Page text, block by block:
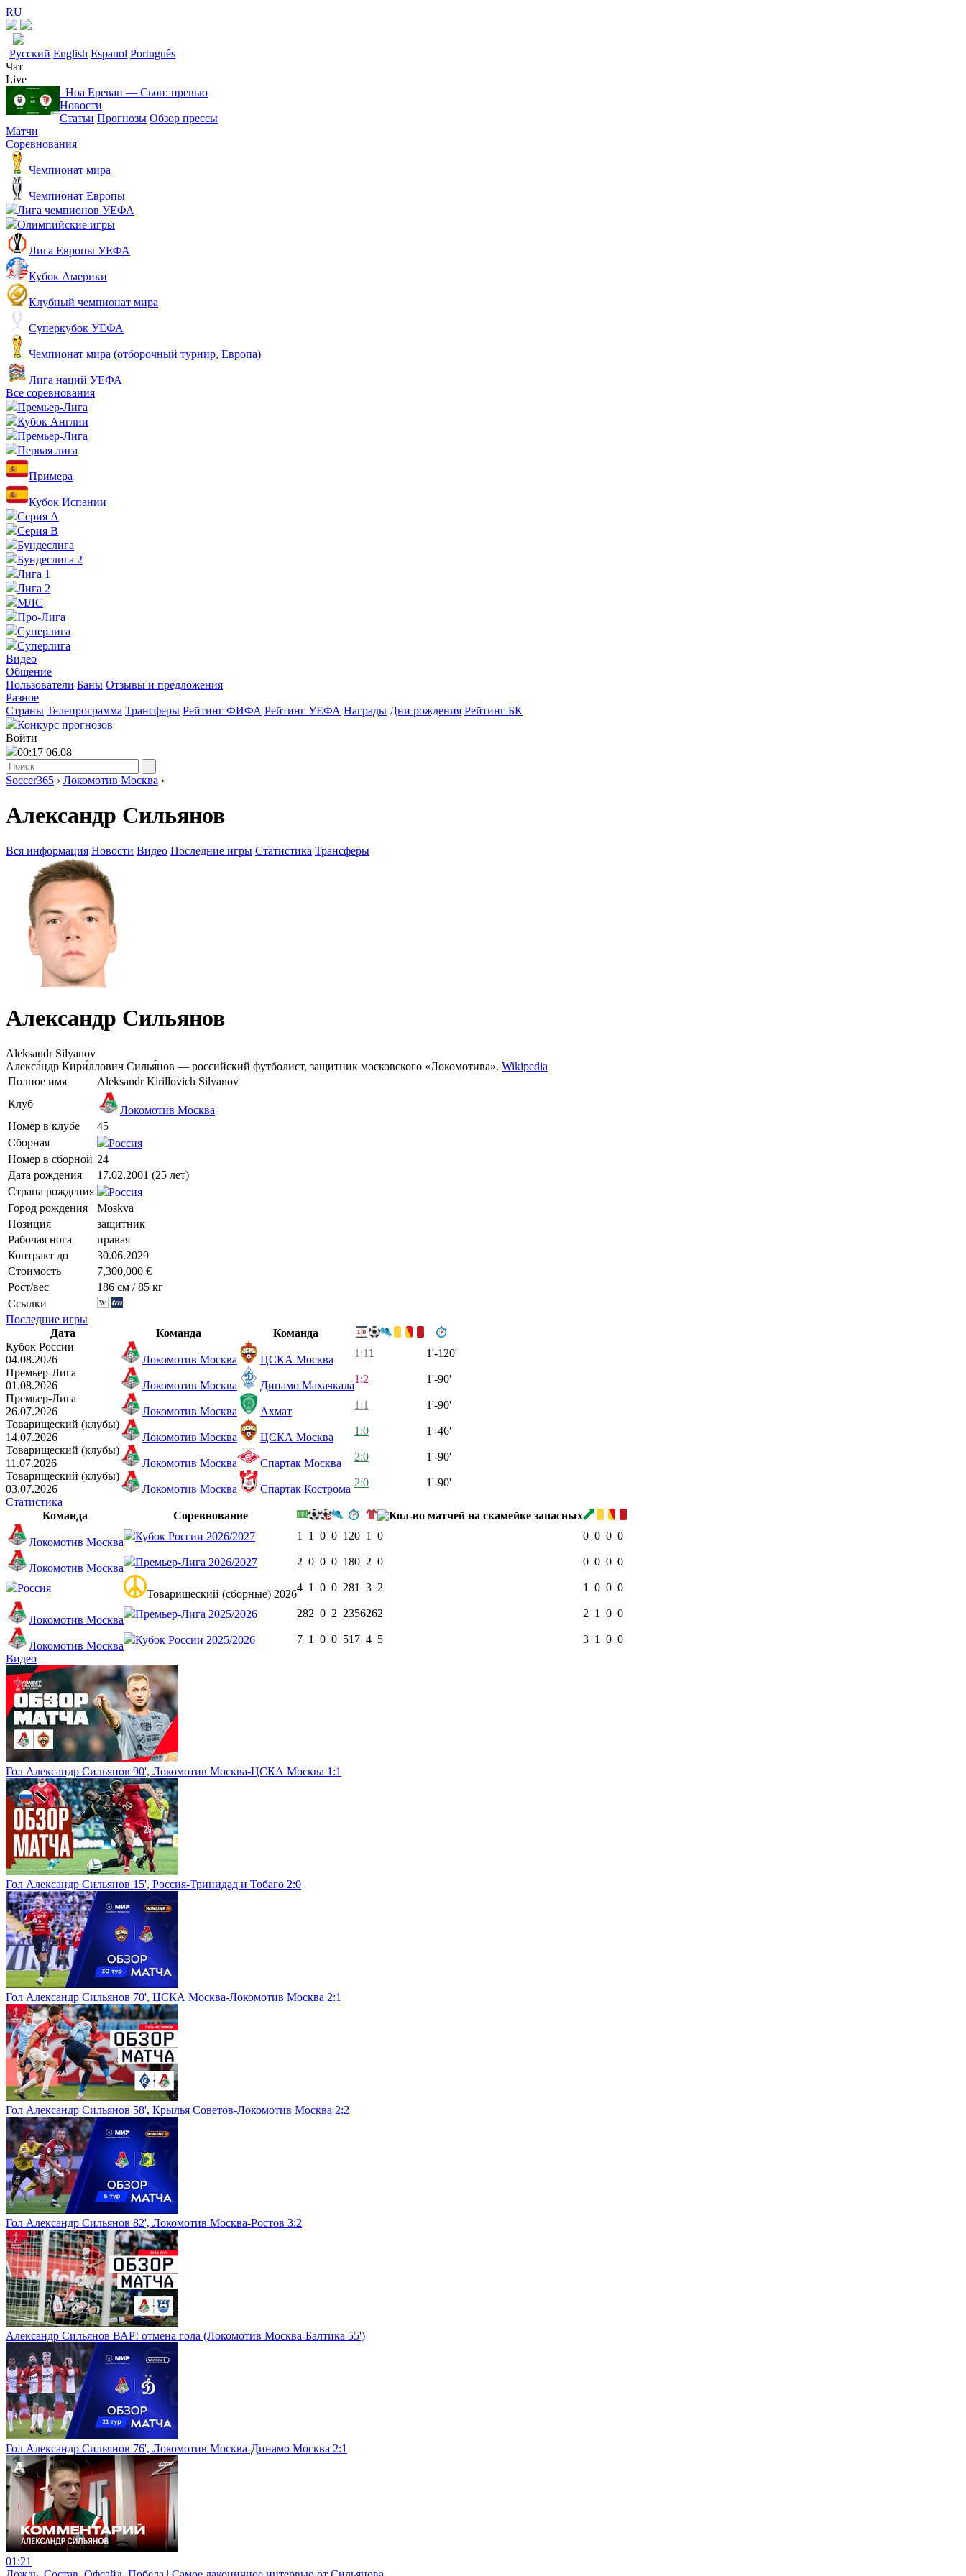
RU
Русский English Espanol Português
Чат
Live
Ноа Ереван ― Сьон: превью
Новости
Статьи Прогнозы Обзор прессы
Матчи
Соревнования
Чемпионат мира
Чемпионат Европы
Лига чемпионов УЕФА
Олимпийские игры
Лига Европы УЕФА
Кубок Америки
Клубный чемпионат мира
Суперкубок УЕФА
Чемпионат мира (отборочный турнир, Европа)
Лига наций УЕФА
Все соревнования
Премьер-Лига
Кубок Англии
Премьер-Лига
Первая лига
Примера
Кубок Испании
Серия А
Серия B
Бундеслига
Бундеслига 2
Лига 1
Лига 2
МЛС
Про-Лига
Суперлига
Суперлига
Видео
Общение
Пользователи Баны Отзывы и предложения
Разное
Страны Телепрограмма Трансферы Рейтинг ФИФА Рейтинг УЕФА Награды Дни рождения Рейтинг БК
Конкурс прогнозов
Войти
00:17 06.08
Soccer365 › Локомотив Москва ›
Александр Сильянов
Вся информация Новости Видео Последние игры Статистика Трансферы
Александр Сильянов
Aleksandr Silyanov
Алекса́ндр Кири́ллович Силья́нов — российский футболист, защитник московского «Локомотива». Wikipedia
Полное имя
Aleksandr Kirillovich Silyanov
Клуб
Локомотив Москва
Номер в клубе
45
Сборная
Россия
Номер в сборной 24
Дата рождения
17.02.2001 (25 лет)
Страна рождения
Россия
Город рождения
Moskva
Позиция
защитник
Рабочая нога
правая
Контракт до
30.06.2029
Стоимость
7,300,000 €
Рост/вес
186 см / 85 кг
Ссылки
Последние игры
Дата
Команда
Команда
Кубок России
04.08.2026
Локомотив Москва ЦСКА Москва
1:1 1
1'-120'
Премьер-Лига
01.08.2026
Локомотив Москва Динамо Махачкала
1:2
1'-90'
Премьер-Лига
26.07.2026
Локомотив Москва Ахмат
1:1
1'-90'
Товарищеский (клубы)
14.07.2026
Локомотив Москва ЦСКА Москва
1:0
1'-46'
Товарищеский (клубы)
11.07.2026
Локомотив Москва Спартак Москва
2:0
1'-90'
Товарищеский (клубы)
03.07.2026
Локомотив Москва Спартак Кострома
2:0
1'-90'
Статистика
Команда
Соревнование
Локомотив Москва Кубок России 2026/2027 1 1 0 0 120 1 0 0 0 0 0
Локомотив Москва Премьер-Лига 2026/2027 2 0 0 0 180 2 0 0 0 0 0
Россия Товарищеский (сборные) 2026
4 1 0 0 281 3 2 1 0 0 0
Локомотив Москва Премьер-Лига 2025/2026 282 0 2 2356262 2 1 0 0
Локомотив Москва Кубок России 2025/2026 7 1 0 0 517 4 5 3 1 0 0
Видео
Гол Александр Сильянов 90', Локомотив Москва-ЦСКА Москва 1:1
Гол Александр Сильянов 15', Россия-Тринидад и Тобаго 2:0
Гол Александр Сильянов 70', ЦСКА Москва-Локомотив Москва 2:1
Гол Александр Сильянов 58', Крылья Советов-Локомотив Москва 2:2
Гол Александр Сильянов 82', Локомотив Москва-Ростов 3:2
Александр Сильянов ВАР! отмена гола (Локомотив Москва-Балтика 55')
Гол Александр Сильянов 76', Локомотив Москва-Динамо Москва 2:1
01:21